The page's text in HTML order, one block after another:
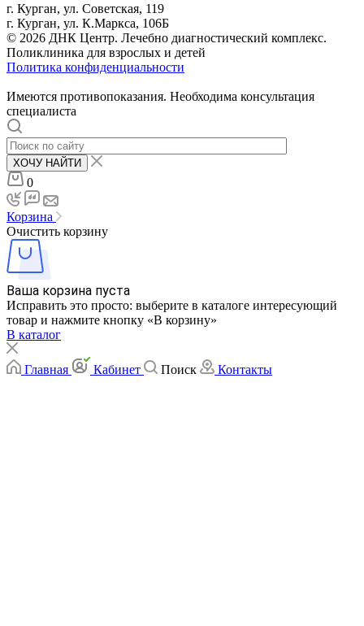
г. Курган, ул. Советская, 119
г. Курган, ул. К.Маркса, 106Б
© 2026 ДНК Центр. Лечебно диагностический комплекс.
Поликлиника для взрослых и детей
Политика конфиденциальности
Имеются противопоказания. Необходима консультация
специалиста
ХОЧУ НАЙТИ
0
Корзина
Очистить корзину
Ваша корзина пуста
Исправить это просто: выберите в каталоге интересующий
товар и нажмите кнопку «В корзину»
В каталог
Главная Кабинет Поиск Контакты